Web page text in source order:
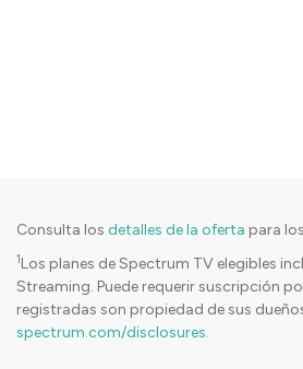
Consulta los detalles de la oferta para
1Los planes de Spectrum TV elegibles
Streaming. Puede requerir suscripción
registradas son propiedad de sus
spectrum.com/disclosures.